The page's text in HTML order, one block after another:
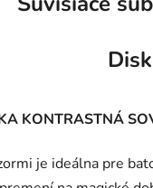
KONTRASTNÁ
je ideálna pre